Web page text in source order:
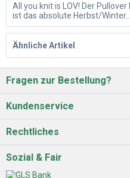
All you knit is LOV! Der
ist das absolute Herbst/Winter...
Ähnliche Artikel
Fragen zur Bestellung?
Kundenservice
Rechtliches
Sozial & Fair